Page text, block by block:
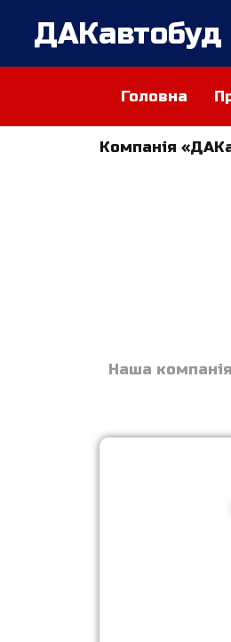
ДАКавтобуд
Головна
Компанія
Наша